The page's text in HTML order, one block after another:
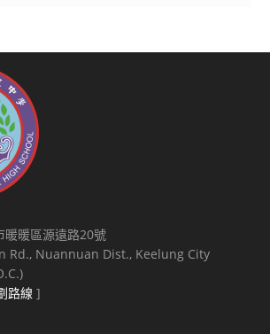
暖暖區源遠路20號
Rd., Nuannuan Dist., Keelung City
路線 ]